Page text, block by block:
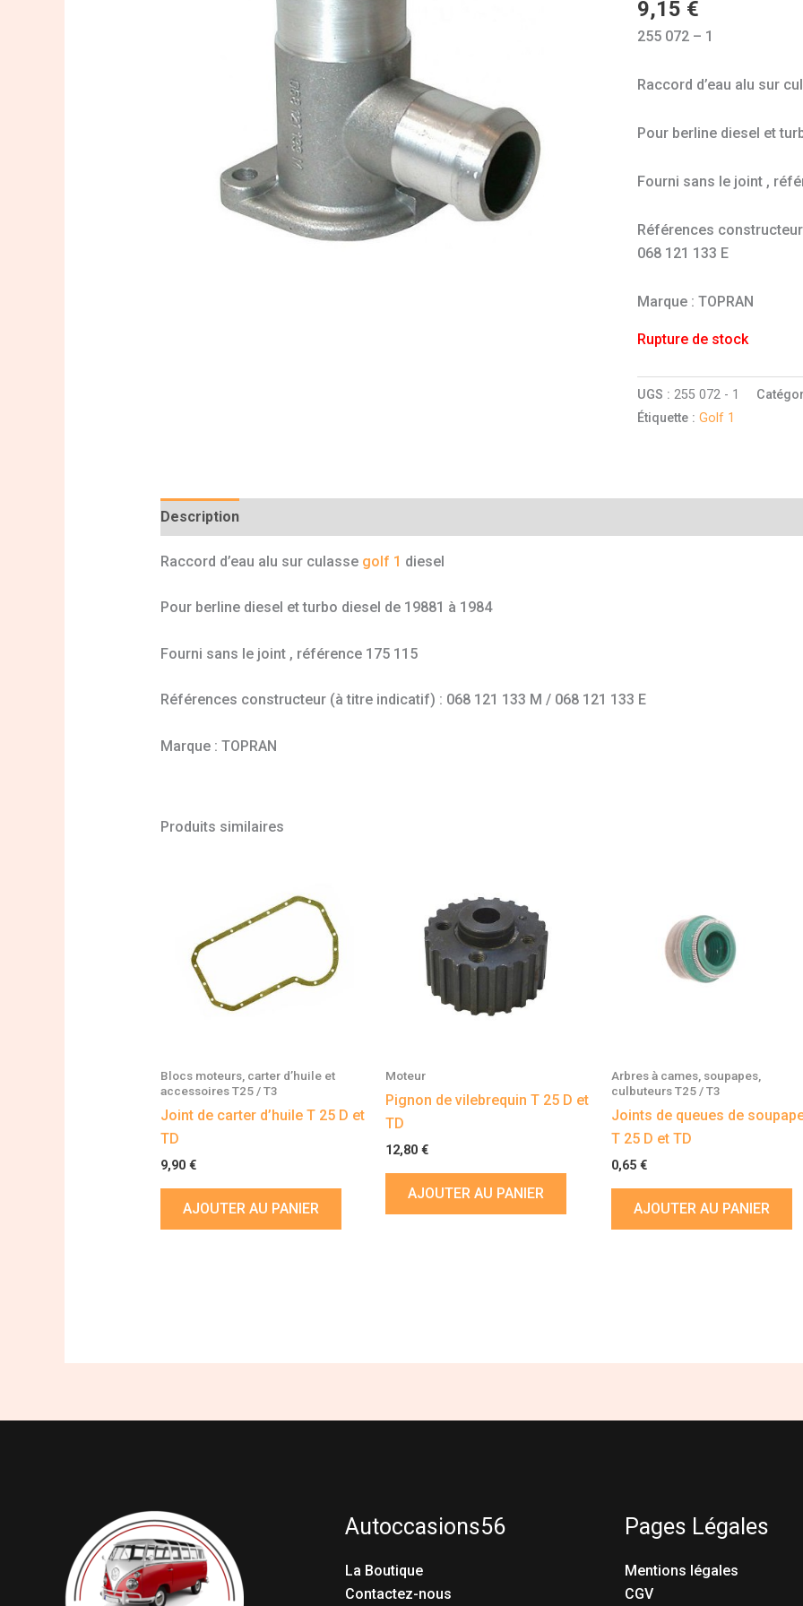
9,15 €
255 072 – 1
Raccord d’eau alu sur
Pour berline diesel et
Fourni sans le joint ,
Références
068 121 133 E
Marque : TOPRAN
Rupture de stock
UGS :255 072 - 1
Étiquette :Golf 1
Description
Raccord d’eau alu sur culasse golf 1 diesel
Pour berline diesel et turbo diesel de 19881 à 1984
Fourni sans le joint , référence 175 115
Références constructeur (à titre indicatif) : 068 121 133 M / 068 121 133 E
Marque : TOPRAN
Produits similaires
Blocs moteurs, carter d’huile et
accessoires T25 / T3
Joint de carter d’huile T 25 D et
TD
9,90 €
AJOUTER AU PANIER
Moteur
Pignon de vilebrequin T 25 D et
TD
12,80€
AJOUTER AU PANIER
Arbres à cames, soupapes,
culbuteurs T25 / T3
Joints de queues de
T 25 D et TD
0,65 €
AJOUTER AU PANIER
Autoccasions56
La Boutique
Contactez-nous
Pages Légales
Mentions légales
CGV